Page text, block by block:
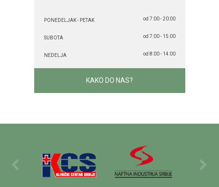
PONEDELJAK - PETAK od 7:00 - 20:00
SUBOTA od 7:00 - 15:00
NEDELJA od 8:00 - 14:00
KAKO DO NAS?